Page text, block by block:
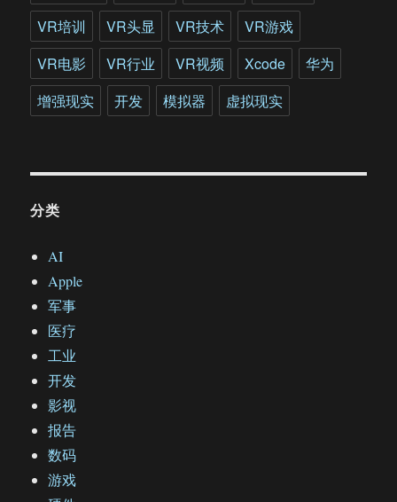
VR培训
VR头显 VR技术
VR游戏
VR电影
VR行业 VR视频 Xcode
华为
增强现实
开发 模拟器 虚拟现实
分类
AI
Apple
军事
医疗
工业
开发
影视
报告
数码
游戏